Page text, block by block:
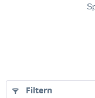
Filtern